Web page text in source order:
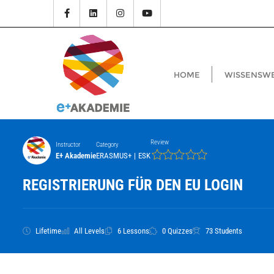
HOME
Instructor
E+ Akademie
Category
ERASMUS+ | ESK
Review
REGISTRIERUNG FÜR DEN EU LOGIN
Lifetime All Levels 6 Lessons 0 Quizzes 73 Students